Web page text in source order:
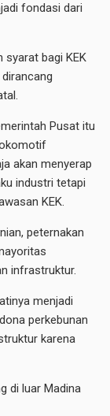
fondasi dari
bagi KEK
Pusat itu
akan menyerap
industri tetapi
KEK.
peternakan
infrastruktur.
menjadi
perkebunan
karena
di luar Madina